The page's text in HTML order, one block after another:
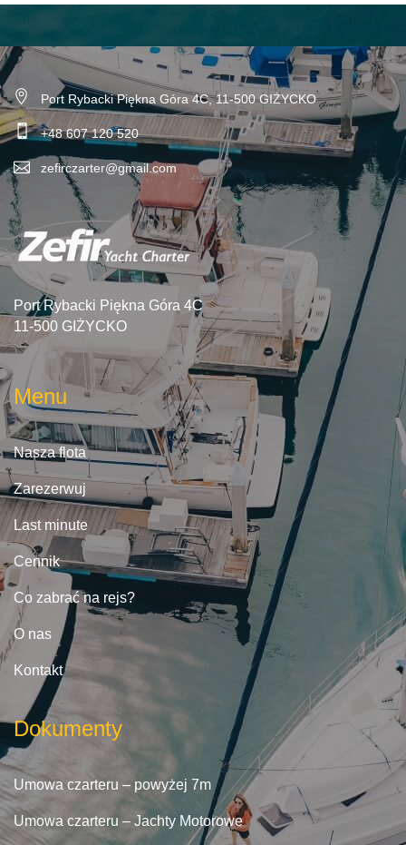
Port Rybacki Piękna Góra 4C, 11-500 GIŻYCKO
+48 607 120 520
zefirczarter@gmail.com
Port Rybacki Piękna Góra 4C
11-500 GIŻYCKO
Menu
Nasza flota
Zarezerwuj
Last minute
Cennik
Co zabrać na rejs?
O nas
Kontakt
Dokumenty
Umowa czarteru – powyżej 7m
Umowa czarteru – Jachty Motorowe